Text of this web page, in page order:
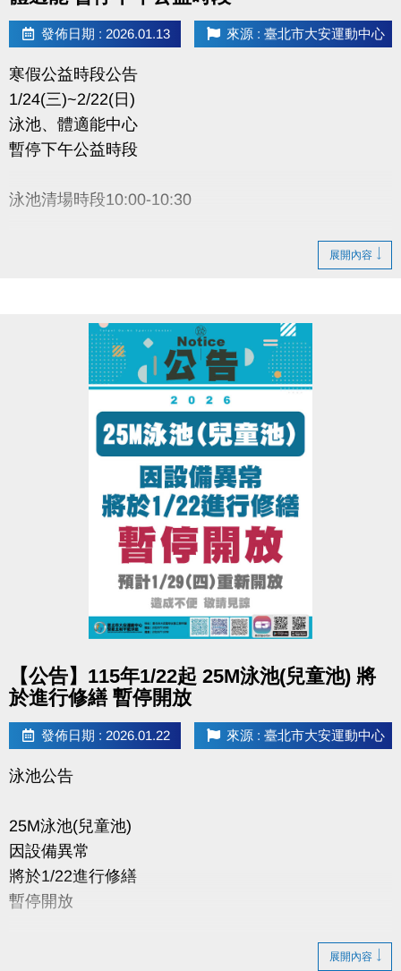
發佈日期 : 2026.01.13 來源 : 臺北市大安運動中心
寒假公益時段公告
1/24(三)~2/22(日)
泳池、體適能中心
暫停下午公益時段
泳池清場時段10:00-10:30
展開內容
【公告】115年1/22起 25M泳池(兒童池) 將
於進行修繕 暫停開放
發佈日期 : 2026.01.22 來源 : 臺北市大安運動中心
泳池公告
25M泳池(兒童池)
因設備異常
將於1/22進行修繕
暫停開放
展開內容